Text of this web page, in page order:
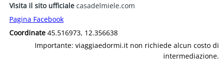
Visita il sito ufficiale casadelmiele.com
Pagina Facebook
Coordinate 45.516973, 12.356638
Importante: viaggiaedormi.it non richiede alcun costo di
intermediazione.